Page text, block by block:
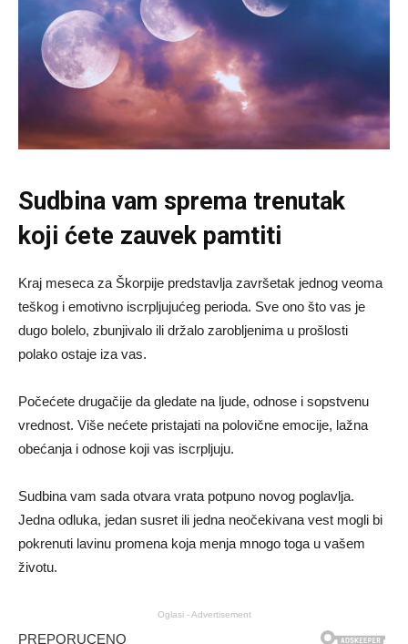
Sudbina vam sprema trenutak
koji ćete zauvek pamtiti
Kraj meseca za Škorpije predstavlja završetak jednog veoma
teškog i emotivno iscrpljujućeg perioda. Sve ono što vas je
dugo bolelo, zbunjivalo ili držalo zarobljenima u prošlosti
polako ostaje iza vas.
Počećete drugačije da gledate na ljude, odnose i sopstvenu
vrednost. Više nećete pristajati na polovične emocije, lažna
obećanja i odnose koji vas iscrpljuju.
Sudbina vam sada otvara vrata potpuno novog poglavlja.
Jedna odluka, jedan susret ili jedna neočekivana vest mogli bi
pokrenuti lavinu promena koja menja mnogo toga u vašem
životu.
Oglasi - Advertisement